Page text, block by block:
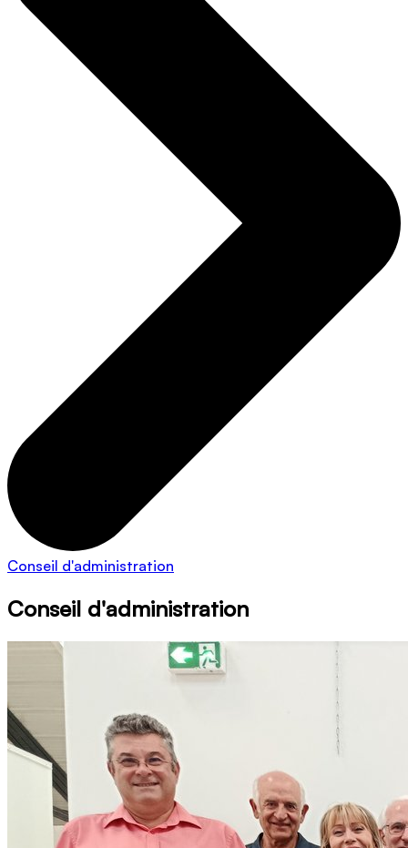
Conseil d'administration
Conseil d'administration